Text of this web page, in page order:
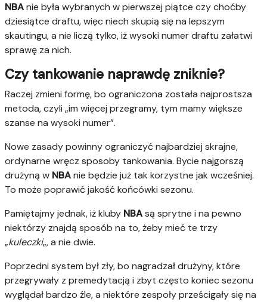
NBAnie była wybranych w pierwszej piątce czy choćby
dziesiątce draftu, więc niech skupią się na lepszym
skautingu, a nie liczą tylko, iż wysoki numer draftu załatwi
sprawę za nich.
Czy tankowanie naprawdę zniknie?
Raczej zmieni formę, bo ograniczona została najprostsza
metoda, czyli „im więcej przegramy, tym mamy większe
szanse na wysoki numer”.
Nowe zasady powinny ograniczyć najbardziej skrajne,
ordynarne wręcz sposoby tankowania. Bycie najgorszą
drużyną w NBAnie będzie już tak korzystne jak wcześniej.
To może poprawić jakość końcówki sezonu.
Pamiętajmy jednak, iż kluby NBAsą sprytne i na pewno
niektórzy znajdą sposób na to, żeby mieć te trzy
„kuleczki„, a nie dwie.
Poprzedni system był zły, bo nagradzał drużyny, które
przegrywały z premedytacją i zbyt często koniec sezonu
wyglądał bardzo źle, a niektóre zespoły prześcigały się na